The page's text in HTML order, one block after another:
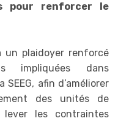
pour renforcer le
un plaidoyer renforcé
impliquées dans
afin d’améliorer
des unités de
les contraintes